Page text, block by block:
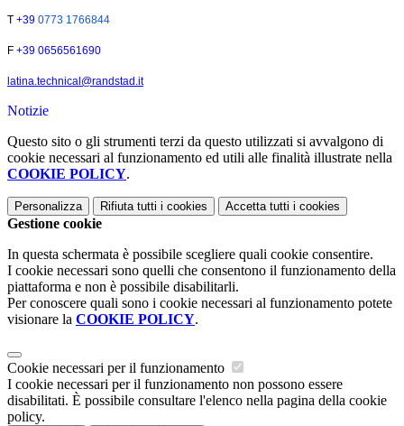
T +39 0773 1766844
F +39 0656561690
latina.technical@randstad.it
Notizie
Questo sito o gli strumenti terzi da questo utilizzati si avvalgono di
cookie necessari al funzionamento ed utili alle finalità illustrate nella
COOKIE POLICY.
Personalizza Rifiuta tutti i cookies Accetta tutti i cookies
Gestione cookie
In questa schermata è possibile scegliere quali cookie consentire.
I cookie necessari sono quelli che consentono il funzionamento della
piattaforma e non è possibile disabilitarli.
Per conoscere quali sono i cookie necessari al funzionamento potete
visionare la COOKIE POLICY.
Cookie necessari per il funzionamento
I cookie necessari per il funzionamento non possono essere
disabilitati. È possibile consultare l'elenco nella pagina della cookie
policy.